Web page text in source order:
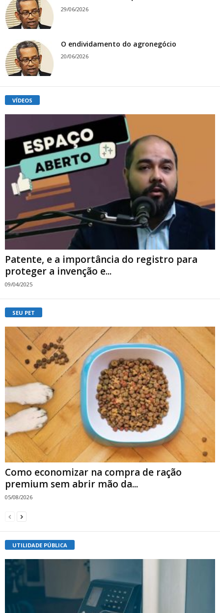
29/06/2026
O endividamento do agronegócio
20/06/2026
VÍDEOS
Patente, e a importância do registro para
proteger a invenção e...
09/04/2025
SEU PET
Como economizar na compra de ração
premium sem abrir mão da...
05/08/2026
UTILIDADE PÚBLICA